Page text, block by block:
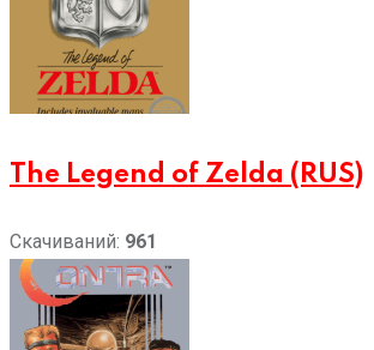
The Legend of Zelda (RUS)
Скачиваний: 961